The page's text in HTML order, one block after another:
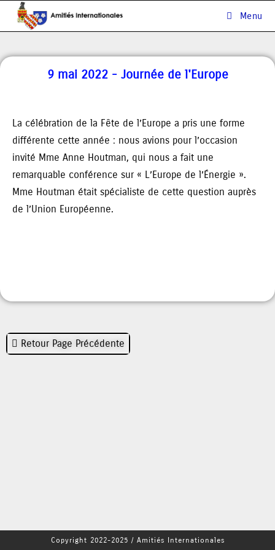
Menu
9 mai 2022 - Journée de l'Europe
La célébration de la Fête de l’Europe a pris une forme
différente cette année : nous avions pour l’occasion
invité Mme Anne Houtman, qui nous a fait une
remarquable conférence sur « L’Europe de l’Énergie ».
Mme Houtman était spécialiste de cette question auprès
de l’Union Européenne.
Retour Page Précédente
Copyright 2022-2025 / Amitiés Internationales